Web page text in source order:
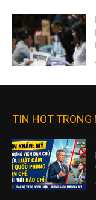
TIN HOT TRONG